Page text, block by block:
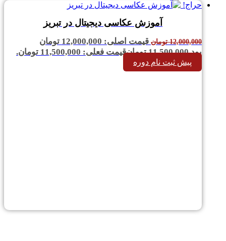
حراج!
آموزش عکاسی دیجیتال در تبریز
12,000,000 تومان
قیمت اصلی: 12,000,000 تومان
بود.11,500,000 تومانقیمت فعلی: 11,500,000 تومان.
پیش ثبت نام دوره